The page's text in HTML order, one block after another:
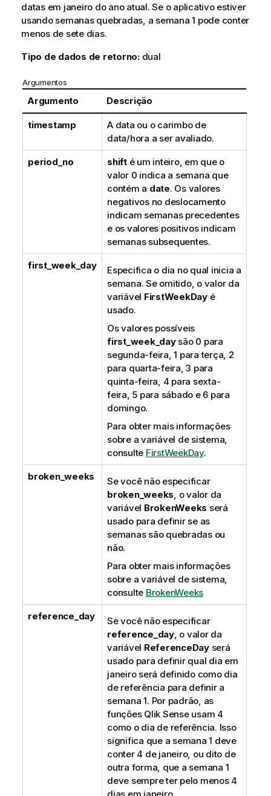
datas em janeiro do ano atual. Se o aplicativo estiver
usando semanas quebradas, a semana 1 pode conter
menos de sete dias.
Tipo de dados de retorno: dual
Argumentos
Argumento Descrição
timestamp
A data ou o carimbo de
data/hora a ser avaliado.
period_no shifté um inteiro, em que o
valor 0 indica a semana que
contém a date. Os valores
negativos no deslocamento
indicam semanas precedentes
e os valores positivos indicam
semanas subsequentes.
first_week_day
Especifica o dia no qual inicia a
semana. Se omitido, o valor da
variável FirstWeekDayé
usado.
Os valores possíveis
first_week_daysão 0 para
segunda-feira, 1 para terça, 2
para quarta-feira, 3 para
quinta-feira, 4 para sexta-
feira, 5 para sábado e 6 para
domingo.
Para obter mais informações
sobre a variável de sistema,
consulte FirstWeekDay.
broken_weeks
Se você não especificar
broken_weeks, o valor da
variável BrokenWeeks será
usado para definir se as
semanas são quebradas ou
não.
Para obter mais informações
sobre a variável de sistema,
consulte BrokenWeeks
reference_day
Se você não especificar
reference_day, o valor da
variável ReferenceDayserá
usado para definir qual dia em
janeiro será definido como dia
de referência para definir a
semana 1. Por padrão, as
funções Qlik Senseusam 4
como o dia de referência. Isso
significa que a semana 1 deve
conter 4 de janeiro, ou dito de
outra forma, que a semana 1
deve sempre ter pelo menos 4